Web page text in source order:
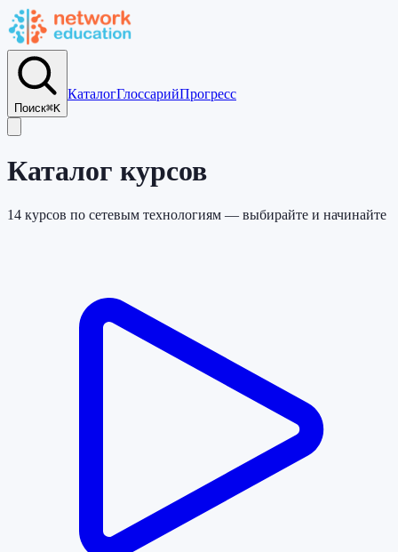
Поиск⌘K
КаталогГлоссарийПрогресс
Каталог курсов
14 курсов по сетевым технологиям — выбирайте и начинайте